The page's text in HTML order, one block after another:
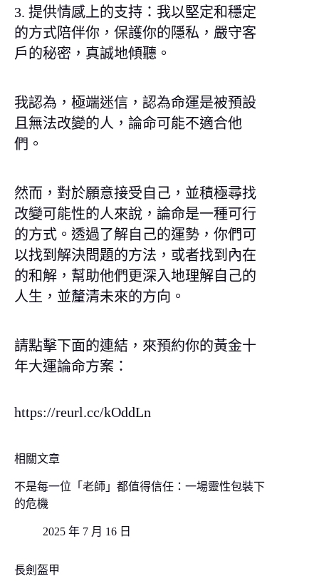
3. 提供情感上的支持：我以堅定和穩定
的方式陪伴你，保護你的隱私，嚴守客
戶的秘密，真誠地傾聽。
我認為，極端迷信，認為命運是被預設
且無法改變的人，論命可能不適合他
們。
然而，對於願意接受自己，並積極尋找
改變可能性的人來說，論命是一種可行
的方式。透過了解自己的運勢，你們可
以找到解決問題的方法，或者找到內在
的和解，幫助他們更深入地理解自己的
人生，並釐清未來的方向。
請點擊下面的連結，來預約你的黃金十
年大運論命方案：
https://reurl.cc/kOddLn
相關文章
不是每一位「老師」都值得信任：一場靈性包裝下
的危機
2025 年 7 月 16 日
長劍盔甲